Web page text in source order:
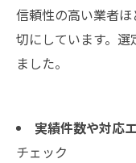
信頼性の高い業者
切にしています。
ました。
実績件数や対応
チェック